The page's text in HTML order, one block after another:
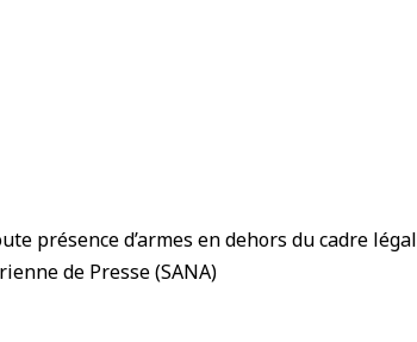
présence d’armes en dehors du cadre légal